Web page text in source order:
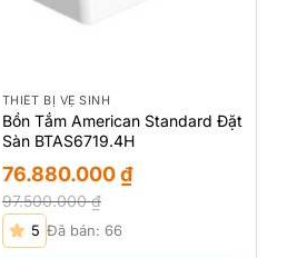
THIẾT BỊ VỆ SINH
Bồn Tắm American Standard Đặt
Sàn BTAS6719.4H
97.500.000₫
Giá
gốc
76.880.000₫
Giá
hiện
5 Đã bán: 66